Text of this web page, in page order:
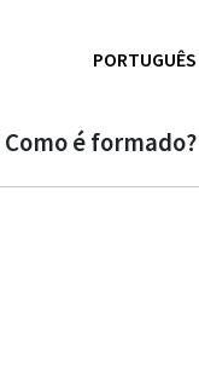
PORTUGUÊS
Como é